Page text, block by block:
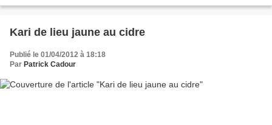
Kari de lieu jaune au cidre
Publié le 01/04/2012 à 18:18
Par Patrick Cadour